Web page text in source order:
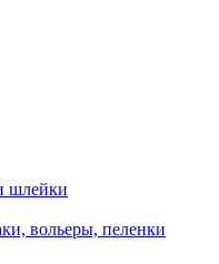
шлейки
вольеры, пеленки